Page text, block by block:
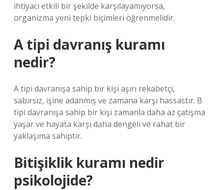
ihtiyacı etkili bir şekilde karşılayamıyorsa,
organizma yeni tepki biçimleri öğrenmelidir.
A tipi davranış kuramı
nedir?
A tipi davranışa sahip bir kişi aşırı rekabetçi,
sabırsız, işine adanmış ve zamana karşı hassastır. B
tipi davranışa sahip bir kişi zamanla daha az çatışma
yaşar ve hayata karşı daha dengeli ve rahat bir
yaklaşıma sahiptir.
Bitişiklik kuramı nedir
psikolojide?